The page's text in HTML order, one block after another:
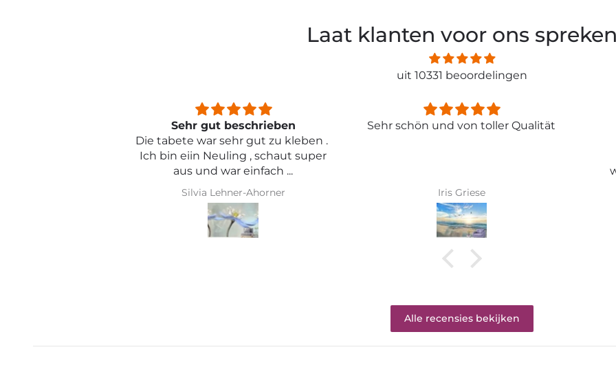
Laat klanten voor ons spreken
uit 10331 beoordelingen
Sehr schön und von toller Qualität
Iris Griese
Entspricht genau meiner
Qualität .
Karin Bader
Alle recensies bekijken